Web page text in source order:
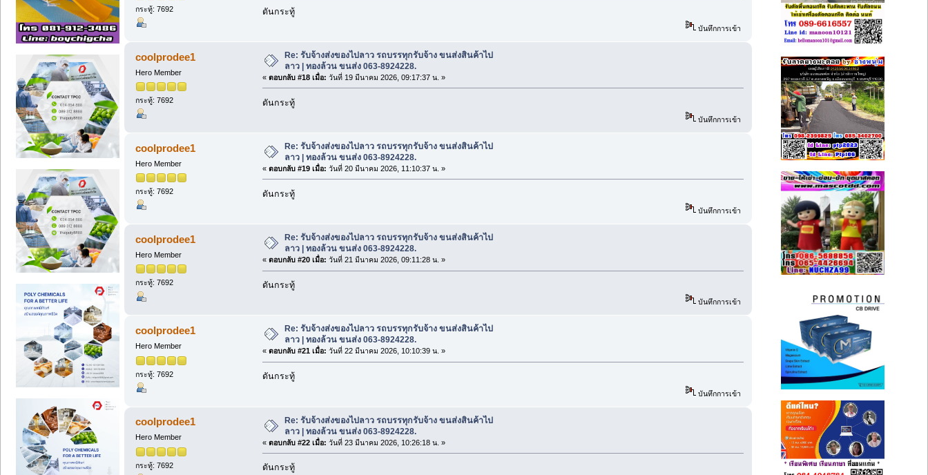
กระทู้: 7692 ดันกระทู้
บันทึกการเข้า
coolprodee1
Hero Member
กระทู้: 7692
Re: รับจ้างส่งของไปลาว รถบรรทุกรับจ้าง ขนส่งสินค้าไป
ลาว | ทองล้วน ขนส่ง 063-8924228.
« ตอบกลับ #18 เมื่อ: วันที่ 19 มีนาคม 2026, 09:17:37 น. »
ดันกระทู้
บันทึกการเข้า
coolprodee1
Hero Member
กระทู้: 7692
Re: รับจ้างส่งของไปลาว รถบรรทุกรับจ้าง ขนส่งสินค้าไป
ลาว | ทองล้วน ขนส่ง 063-8924228.
« ตอบกลับ #19 เมื่อ: วันที่ 20 มีนาคม 2026, 11:10:37 น. »
ดันกระทู้
บันทึกการเข้า
coolprodee1
Hero Member
กระทู้: 7692
Re: รับจ้างส่งของไปลาว รถบรรทุกรับจ้าง ขนส่งสินค้าไป
ลาว | ทองล้วน ขนส่ง 063-8924228.
« ตอบกลับ #20 เมื่อ: วันที่ 21 มีนาคม 2026, 09:11:28 น. »
ดันกระทู้
บันทึกการเข้า
coolprodee1
Hero Member
กระทู้: 7692
Re: รับจ้างส่งของไปลาว รถบรรทุกรับจ้าง ขนส่งสินค้าไป
ลาว | ทองล้วน ขนส่ง 063-8924228.
« ตอบกลับ #21 เมื่อ: วันที่ 22 มีนาคม 2026, 10:10:39 น. »
ดันกระทู้
บันทึกการเข้า
coolprodee1
Hero Member
กระทู้: 7692
Re: รับจ้างส่งของไปลาว รถบรรทุกรับจ้าง ขนส่งสินค้าไป
ลาว | ทองล้วน ขนส่ง 063-8924228.
« ตอบกลับ #22 เมื่อ: วันที่ 23 มีนาคม 2026, 10:26:18 น. »
ดันกระทู้